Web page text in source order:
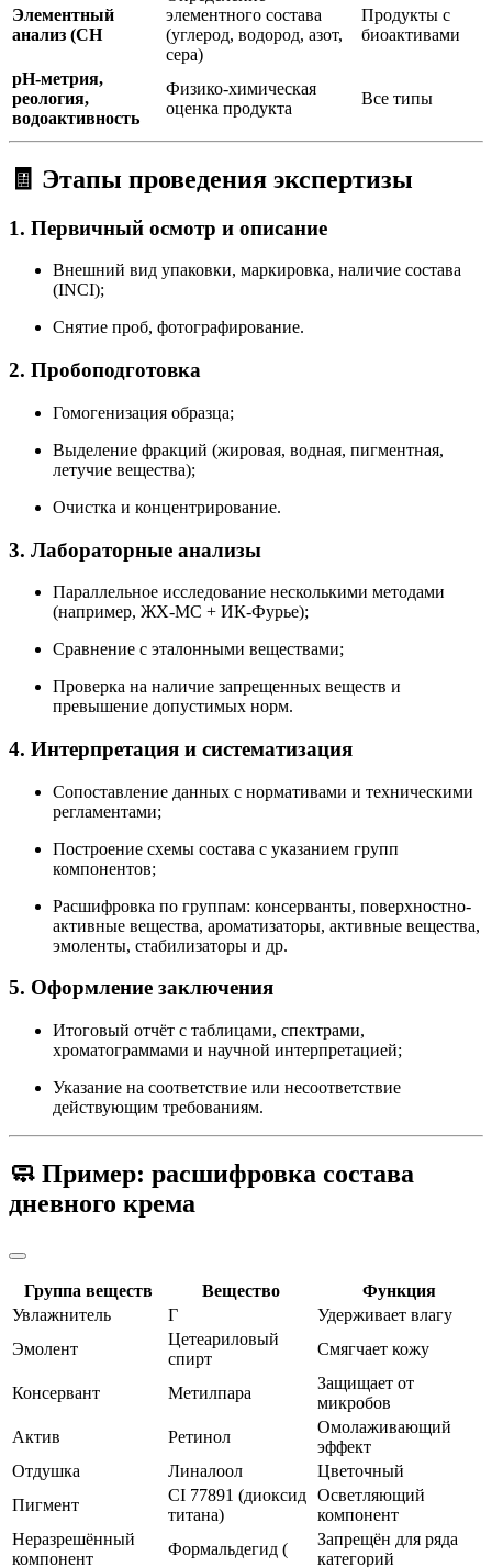
Элементный
анализ (CH
элементного состава
(углерод, водород, азот,
сера)
Продукты с
биоактивами
pH-метрия,
реология,
водоактивность
Физико-химическая
оценка продукта
Все типы
🧾 Этапы проведения экспертизы
1. Первичный осмотр и описание
Внешний вид упаковки, маркировка, наличие состава
(INCI);
Снятие проб, фотографирование.
2. Пробоподготовка
Гомогенизация образца;
Выделение фракций (жировая, водная, пигментная,
летучие вещества);
Очистка и концентрирование.
3. Лабораторные анализы
Параллельное исследование несколькими методами
(например, ЖХ-МС + ИК-Фурье);
Сравнение с эталонными веществами;
Проверка на наличие запрещенных веществ и
превышение допустимых норм.
4. Интерпретация и систематизация
Сопоставление данных с нормативами и техническими
регламентами;
Построение схемы состава с указанием групп
компонентов;
Расшифровка по группам: консерванты, поверхностно-
активные вещества, ароматизаторы, активные вещества,
эмоленты, стабилизаторы и др.
5. Оформление заключения
Итоговый отчёт с таблицами, спектрами,
хроматограммами и научной интерпретацией;
Указание на соответствие или несоответствие
действующим требованиям.
🧼 Пример: расшифровка состава
дневного крема
Группа веществ Вещество
Функция
Увлажнитель
Г
Удерживает влагу
Эмолент
Цетеариловый
спирт
Смягчает кожу
Консервант Метилпара
Защищает от
микробов
Актив
Ретинол
Омолаживающий
эффект
Отдушка
Линалоол
Цветочный
Пигмент
CI 77891 (диоксид
титана)
Осветляющий
компонент
Неразрешённый
компонент
Формальдегид (
Запрещён для ряда
категорий